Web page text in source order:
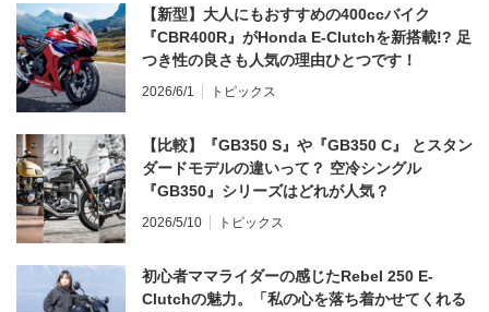
【新型】大人にもおすすめの400ccバイク
『CBR400R』がHonda E-Clutchを新搭載!? 足
つき性の良さも人気の理由ひとつです！
2026/6/1 トピックス
【比較】『GB350 S』や『GB350 C』 とスタン
ダードモデルの違いって？ 空冷シングル
『GB350』シリーズはどれが人気？
2026/5/10 トピックス
初心者ママライダーの感じたRebel 250 E-
Clutchの魅力。「私の心を落ち着かせてくれる